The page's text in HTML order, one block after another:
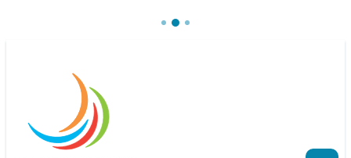
Houthalen-Helchteren